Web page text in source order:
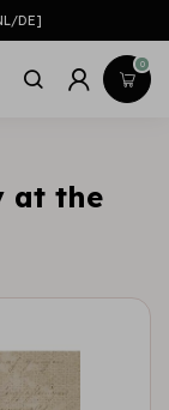
DE]
0
at the